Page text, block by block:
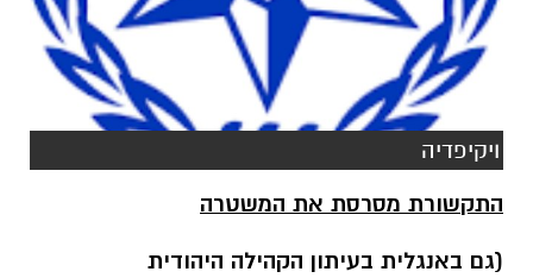
ויקיפדיה
התקשורת מסרסת את המשטרה
(גם באנגלית בעיתון הקהילה היהודית